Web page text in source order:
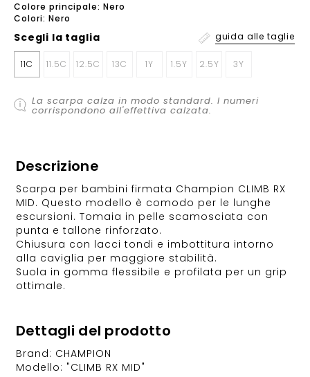
Colore principale: Nero
Colori: Nero
Scegli la taglia guida alle taglie
11C 11.5C 12.5C 13C 1Y 1.5Y 2.5Y 3Y
La scarpa calza in modo standard. I numeri
corrispondono all'effettiva calzata.
Descrizione
Scarpa per bambini firmata Champion CLIMB RX
MID. Questo modello è comodo per le lunghe
escursioni. Tomaia in pelle scamosciata con
punta e tallone rinforzato.
Chiusura con lacci tondi e imbottitura intorno
alla caviglia per maggiore stabilità.
Suola in gomma flessibile e profilata per un grip
ottimale.
Dettagli del prodotto
Brand: CHAMPION
Modello: "CLIMB RX MID"